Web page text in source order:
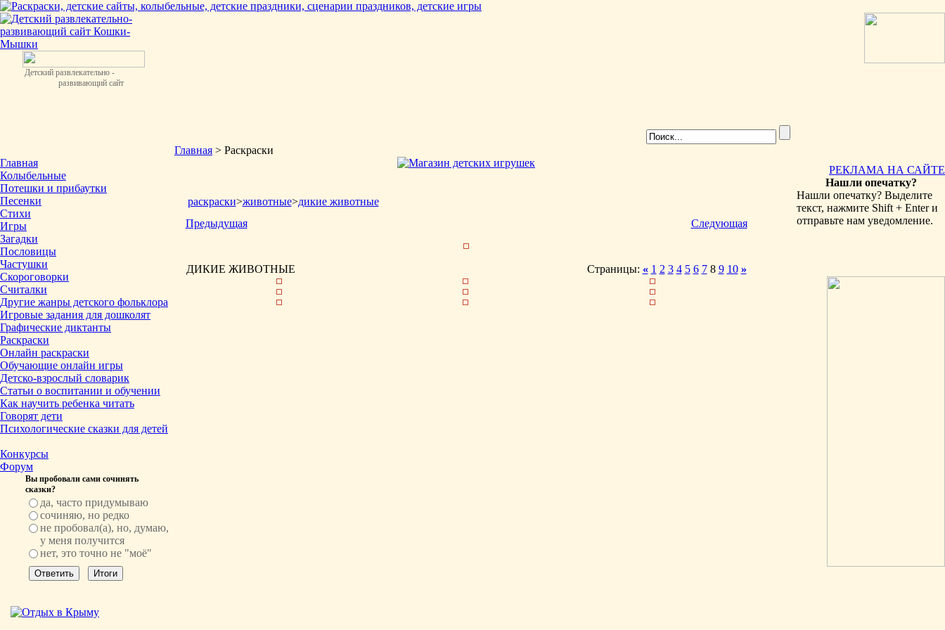
Детский развлекательно -
развивающий сайт
Главная
Колыбельные
Потешки и прибаутки
Песенки
Стихи
Игры
Загадки
Пословицы
Частушки
Скороговорки
Считалки
Другие жанры детского фольклора
Игровые задания для дошколят
Графические диктанты
Раскраски
Онлайн раскраски
Обучающие онлайн игры
Детско-взрослый словарик
Статьи о воспитании и обучении
Как научить ребенка читать
Говорят дети
Психологические сказки для детей
Конкурсы
Форум
Вы пробовали сами сочинять
сказки?
да, часто придумываю
сочиняю, но редко
не пробовал(а), но, думаю,
у меня получится
нет, это точно не "моё"
Главная > Раскраски
раскраски>животные>дикие животные
Предыдущая
Следующая
ДИКИЕ ЖИВОТНЫЕ Страницы: « 1 2 3 4 5 6 78 9 10 »
РЕКЛАМА НА САЙТЕ
Нашли опечатку?
Нашли опечатку? Выделите
текст, нажмите Shift + Enter и
отправьте нам уведомление.